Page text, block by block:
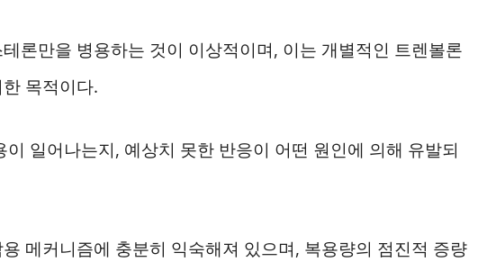
론만을 병용하는 것이 이상적이며, 이는 개별적인 트렌볼론
목적이다.
일어나는지, 예상치 못한 반응이 어떤 원인에 의해 유발되
메커니즘에 충분히 익숙해져 있으며, 복용량의 점진적 증량